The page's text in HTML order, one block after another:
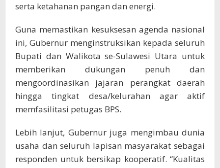
serta ketahanan pangan dan energi.
Guna memastikan kesuksesan agenda nasional
ini, Gubernur menginstruksikan kepada seluruh
Bupati dan Walikota se-Sulawesi Utara untuk
memberikan dukungan penuh dan
mengoordinasikan jajaran perangkat daerah
hingga tingkat desa/kelurahan agar aktif
memfasilitasi petugas BPS.
Lebih lanjut, Gubernur juga mengimbau dunia
usaha dan seluruh lapisan masyarakat sebagai
responden untuk bersikap kooperatif. “Kualitas